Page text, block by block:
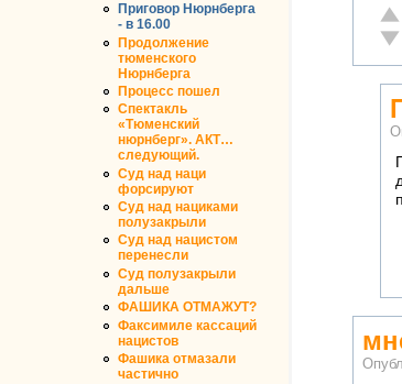
Приговор Нюрнберга
- в 16.00
Продолжение
тюменского
Нюрнберга
Процесс пошел
Спектакль
«Тюменский
нюрнберг». АКТ…
следующий.
Суд над наци
форсируют
Суд над нациками
полузакрыли
Суд над нацистом
перенесли
Суд полузакрыли
дальше
ФАШИКА ОТМАЖУТ?
Факсимиле кассаций
нацистов
Фашика отмазали
частично